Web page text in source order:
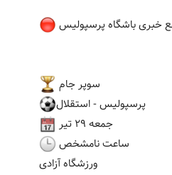
خبری باشگاه پرسپولیس
سوپر جام
پرسپولیس - استقلال
جمعه ۲۹ تیر
ساعت نامشخص
ورزشگاه آزادی